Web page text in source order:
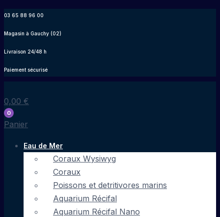
contenu
03 65 88 96 00
Magasin à Gauchy (02)
Livraison 24/48 h
Paiement sécurisé
0,00 €
0
Panier
Eau de Mer
Coraux Wysiwyg
Coraux
Poissons et detritivores marins
Aquarium Récifal
Aquarium Récifal Nano